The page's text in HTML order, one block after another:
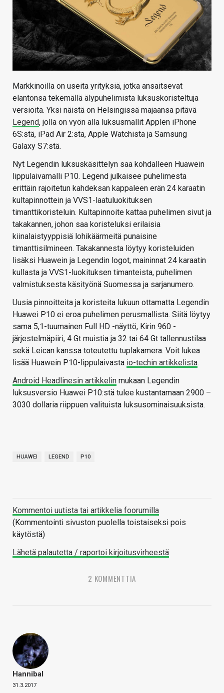
Markkinoilla on useita yrityksiä, jotka ansaitsevat
elantonsa tekemällä älypuhelimista luksuskoristeltuja
versioita. Yksi näistä on Helsingissä majaansa pitävä
Legend, jolla on vyön alla luksusmallit Applen iPhone
6S:stä, iPad Air 2:sta, Apple Watchista ja Samsung
Galaxy S7:stä.
Nyt Legendin luksuskäsittelyn saa kohdalleen Huawein
lippulaivamalli P10. Legend julkaisee puhelimesta
erittäin rajoitetun kahdeksan kappaleen erän 24 karaatin
kultapinnottein ja VVS1-laatuluokituksen
timanttikoristeluin. Kultapinnoite kattaa puhelimen sivut ja
takakannen, johon saa koristeluksi erilaisia
kiinalaistyyppisiä lohikäärmeitä punaisine
timanttisilmineen. Takakannesta löytyy koristeluiden
lisäksi Huawein ja Legendin logot, maininnat 24 karaatin
kullasta ja VVS1-luokituksen timanteista, puhelimen
valmistuksesta käsityönä Suomessa ja sarjanumero.
Uusia pinnoitteita ja koristeita lukuun ottamatta Legendin
Huawei P10 ei eroa puhelimen perusmallista. Siitä löytyy
sama 5,1-tuumainen Full HD -näyttö, Kirin 960 -
järjestelmäpiiri, 4 Gt muistia ja 32 tai 64 Gt tallennustilaa
sekä Leican kanssa toteutettu tuplakamera. Voit lukea
lisää Huawein P10-lippulaivasta io-techin artikkelista.
Android Headlinesin artikkelin mukaan Legendin
luksusversio Huawei P10:stä tulee kustantamaan 2900 –
3030 dollaria riippuen valituista luksusominaisuuksista.
HUAWEI LEGEND P10
Kommentoi uutista tai artikkelia foorumilla
(Kommentointi sivuston puolella toistaiseksi pois
käytöstä)
Lähetä palautetta / raportoi kirjoitusvirheestä
2 KOMMENTTIA
Hannibal
31.3.2017